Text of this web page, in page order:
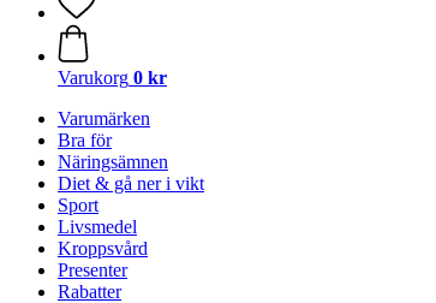
Varukorg 0 kr
Varumärken
Bra för
Näringsämnen
Diet & gå ner i vikt
Sport
Livsmedel
Kroppsvård
Presenter
Rabatter